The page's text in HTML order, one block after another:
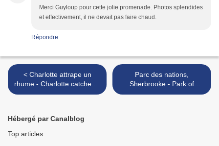
Merci Guyloup pour cette jolie promenade. Photos splendides
et effectivement, il ne devait pas faire chaud.
Répondre
< Charlotte attrape un
rhume - Charlotte catches a
cold
Parc des nations,
Sherbrooke - Park of
Nations, Sherbrooke >
Hébergé par Canalblog
Top articles